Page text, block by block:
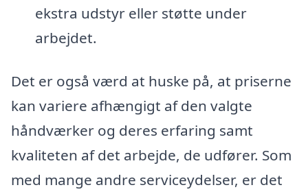
ekstra udstyr eller støtte under
arbejdet.
Det er også værd at huske på, at priserne
kan variere afhængigt af den valgte
håndværker og deres erfaring samt
kvaliteten af det arbejde, de udfører. Som
med mange andre serviceydelser, er det